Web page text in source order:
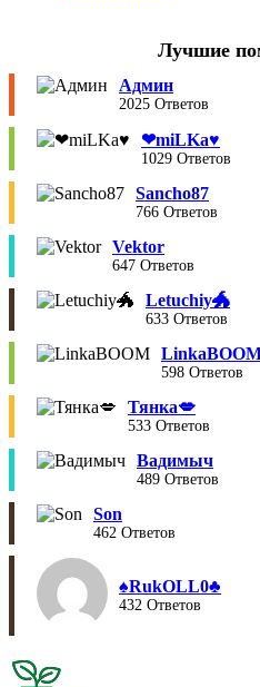
Лучшие
Админ
2025 Ответов
❤︎miLKa♥︎
1029 Ответов
Sancho87
766 Ответов
Vektor
647 Ответов
Letuchiy🐲
633 Ответов
598 Ответов
Тянка💋
533 Ответов
Вадимыч
489 Ответов
Son
462 Ответов
♠︎RukOLL0♣︎
432 Ответов